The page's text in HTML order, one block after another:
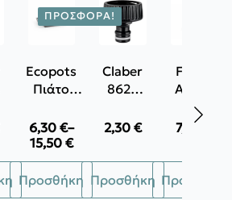
ΠΡΟΣΦΟΡΆ!
Ecopots
Πιάτο
6,30 €–
15,50 €
Price
6,30 €
through
Προσθήκη
Αυτό
το
Claber
8629
βρύσης
2,30 €
Προσθήκη
Forge
Adour
Ανοξείδωτο
σύρμα
7,70
Προσθήκη